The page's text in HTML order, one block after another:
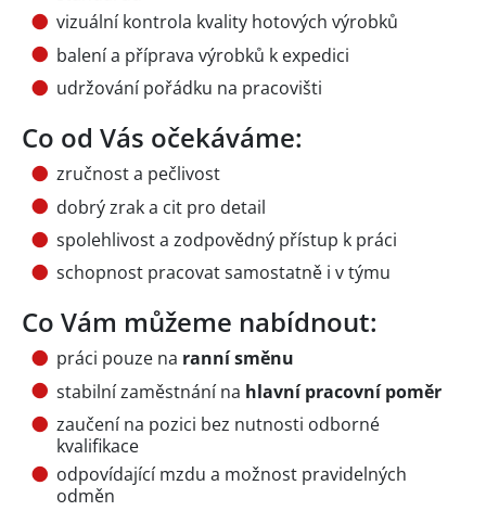
vizuální kontrola kvality hotových výrobků
balení a příprava výrobků k expedici
udržování pořádku na pracovišti
Co od Vás očekáváme:
zručnost a pečlivost
dobrý zrak a cit pro detail
spolehlivost a zodpovědný přístup k práci
schopnost pracovat samostatně i v týmu
Co Vám můžeme nabídnout:
práci pouze na ranní směnu
stabilní zaměstnání na hlavní pracovní poměr
zaučení na pozici bez nutnosti odborné
kvalifikace
odpovídající mzdu a možnost pravidelných
odměn